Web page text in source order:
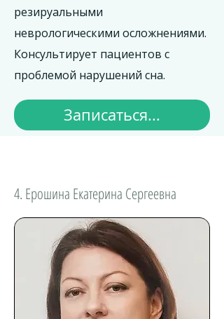
резируальными
неврологическими осложнениями.
Консультирует пациентов с
проблемой нарушений сна.
Записаться...
4. Ерошина Екатерина Сергеевна